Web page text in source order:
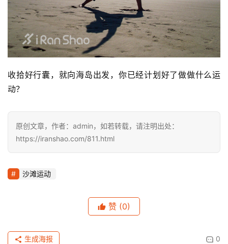
收拾好行囊，就向海岛出发，你已经计划好了做做什么运
动？
原创文章，作者：admin，如若转载，请注明出处：
https://iranshao.com/811.html
沙滩运动
赞 (0)
0
生成海报